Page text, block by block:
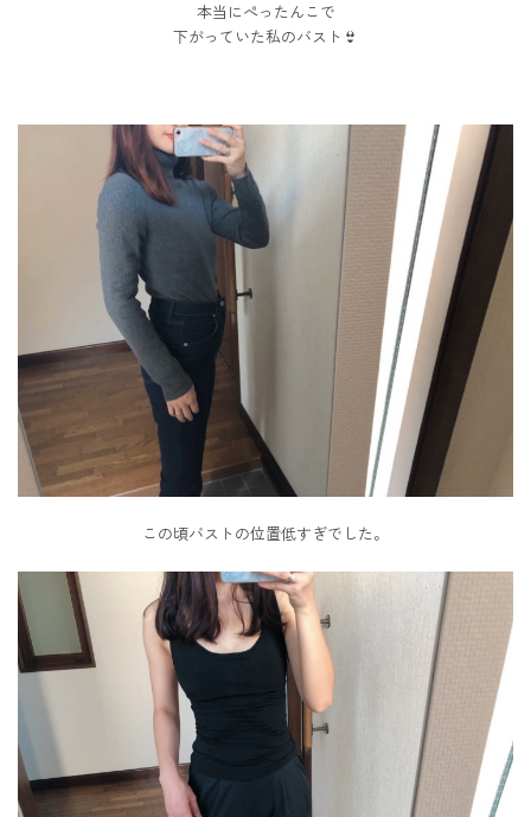
本当にぺったんこで
下がっていた私のバスト👙
この頃バストの位置低すぎでした。